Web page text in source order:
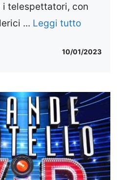
i telespettatori, con
... Leggi tutto
10/01/2023